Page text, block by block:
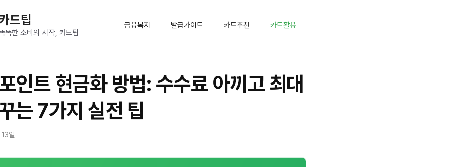
드팁
똑한 소비의 시작, 카드팁
금융복지 발급가이드 카드추천 카드활용
인트 현금화 방법: 수수료 아끼고 최대
는 7가지 실전 팁
일